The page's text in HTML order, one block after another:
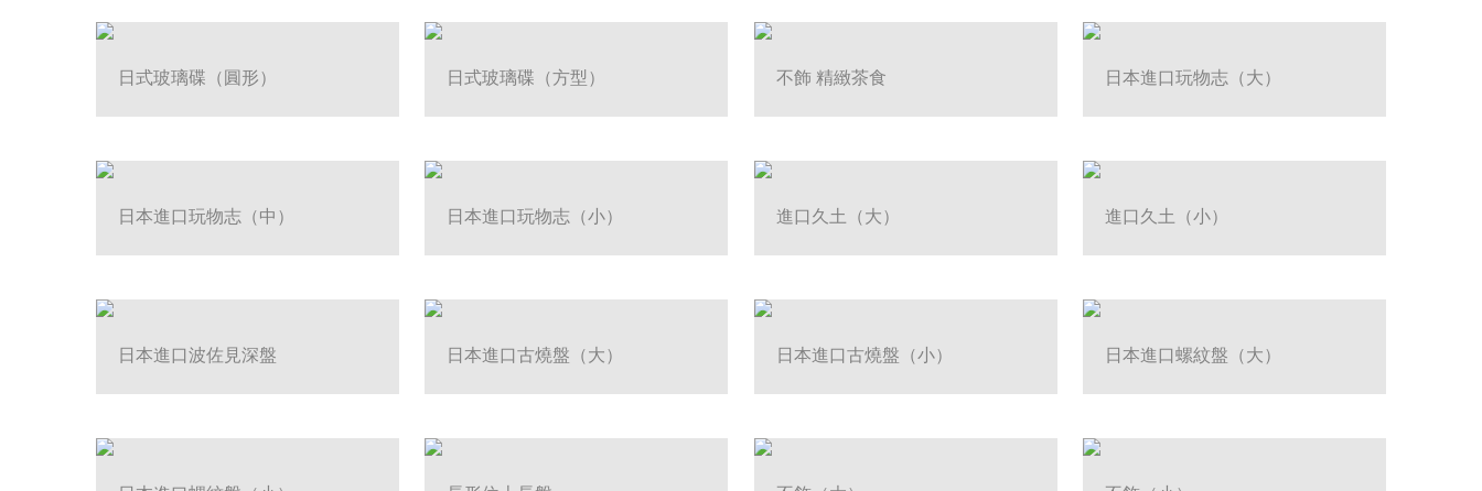
日式玻璃碟（圓形） 日式玻璃碟（方型） 不飾 精緻茶食 日本進口玩物志（大）
日本進口玩物志（中） 日本進口玩物志（小） 進口久土（大） 進口久土（小）
日本進口波佐見深盤 日本進口古燒盤（大） 日本進口古燒盤（小） 日本進口螺紋盤（大）